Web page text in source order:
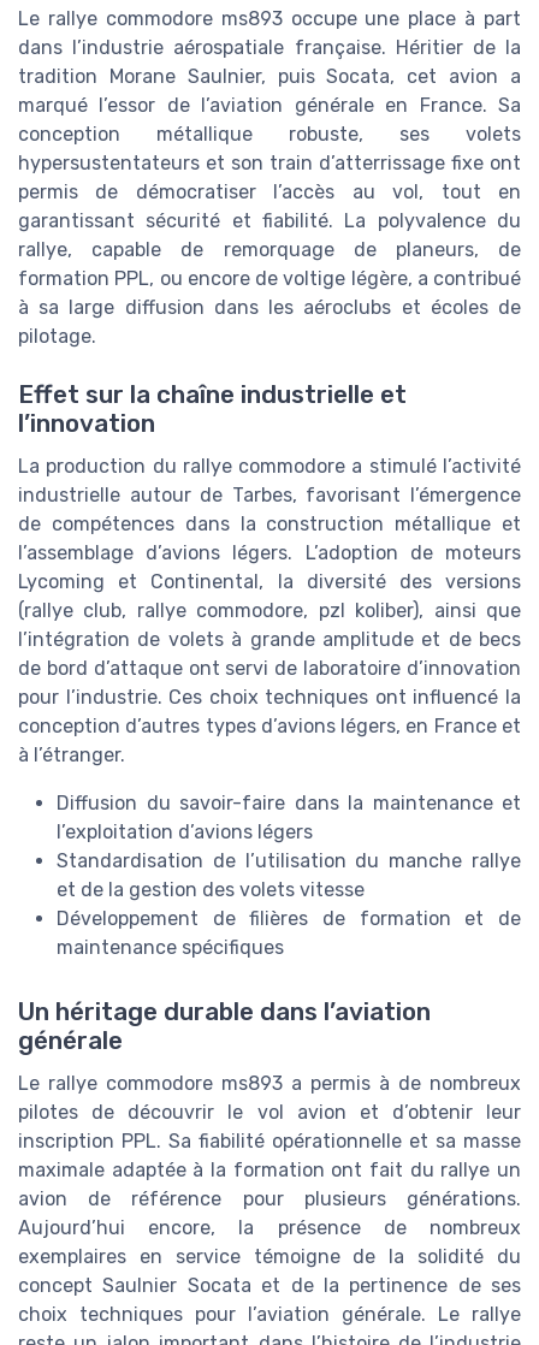
Le rallye commodore ms893 occupe une place à part
dans l’industrie aérospatiale française. Héritier de la
tradition Morane Saulnier, puis Socata, cet avion a
marqué l’essor de l’aviation générale en France. Sa
conception métallique robuste, ses volets
hypersustentateurs et son train d’atterrissage fixe ont
permis de démocratiser l’accès au vol, tout en
garantissant sécurité et fiabilité. La polyvalence du
rallye, capable de remorquage de planeurs, de
formation PPL, ou encore de voltige légère, a contribué
à sa large diffusion dans les aéroclubs et écoles de
pilotage.
Effet sur la chaîne industrielle et
l’innovation
La production du rallye commodore a stimulé l’activité
industrielle autour de Tarbes, favorisant l’émergence
de compétences dans la construction métallique et
l’assemblage d’avions légers. L’adoption de moteurs
Lycoming et Continental, la diversité des versions
(rallye club, rallye commodore, pzl koliber), ainsi que
l’intégration de volets à grande amplitude et de becs
de bord d’attaque ont servi de laboratoire d’innovation
pour l’industrie. Ces choix techniques ont influencé la
conception d’autres types d’avions légers, en France et
à l’étranger.
Diffusion du savoir-faire dans la maintenance et
l’exploitation d’avions légers
Standardisation de l’utilisation du manche rallye
et de la gestion des volets vitesse
Développement de filières de formation et de
maintenance spécifiques
Un héritage durable dans l’aviation
générale
Le rallye commodore ms893 a permis à de nombreux
pilotes de découvrir le vol avion et d’obtenir leur
inscription PPL. Sa fiabilité opérationnelle et sa masse
maximale adaptée à la formation ont fait du rallye un
avion de référence pour plusieurs générations.
Aujourd’hui encore, la présence de nombreux
exemplaires en service témoigne de la solidité du
concept Saulnier Socata et de la pertinence de ses
choix techniques pour l’aviation générale. Le rallye